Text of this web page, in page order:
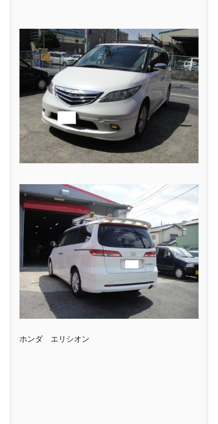
ホンダ エリシオン